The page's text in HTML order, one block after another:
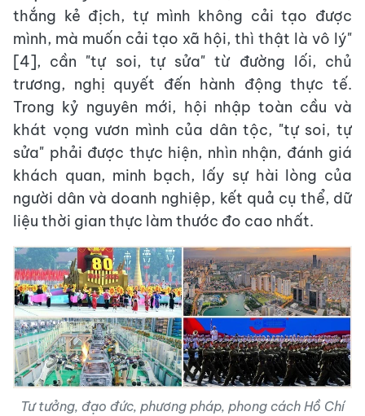
thắng kẻ địch, tự mình không cải tạo được
mình, mà muốn cải tạo xã hội, thì thật là vô lý"
[4], cần "tự soi, tự sửa" từ đường lối, chủ
trương, nghị quyết đến hành động thực tế.
Trong kỷ nguyên mới, hội nhập toàn cầu và
khát vọng vươn mình của dân tộc, "tự soi, tự
sửa" phải được thực hiện, nhìn nhận, đánh giá
khách quan, minh bạch, lấy sự hài lòng của
người dân và doanh nghiệp, kết quả cụ thể, dữ
liệu thời gian thực làm thước đo cao nhất.
Tư tưởng, đạo đức, phương pháp, phong cách Hồ Chí